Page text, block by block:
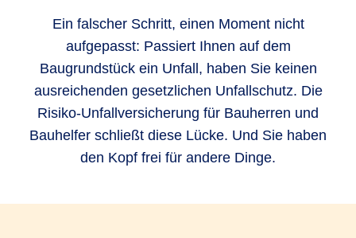
Ein falscher Schritt, einen Moment nicht
aufgepasst: Passiert Ihnen auf dem
Baugrundstück ein Unfall, haben Sie keinen
ausreichenden gesetzlichen Unfallschutz. Die
Risiko-Unfallversicherung für Bauherren und
Bauhelfer schließt diese Lücke. Und Sie haben
den Kopf frei für andere Dinge.